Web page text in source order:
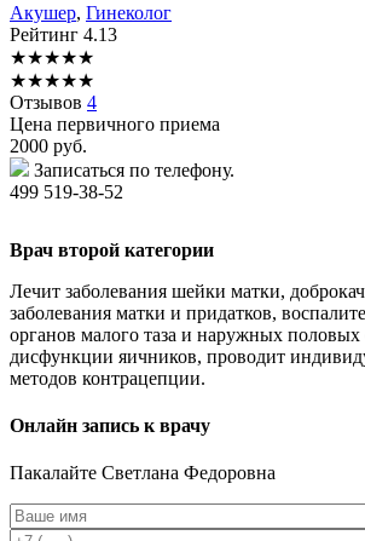
Акушер, Гинеколог
Рейтинг 4.13
★★★★★
★★★★★
Отзывов 4
Цена первичного приема
2000 руб.
Записаться по телефону.
499 519-38-52
Врач второй категории
Лечит заболевания шейки матки,
заболевания матки и придатков,
органов малого таза и наружных половых
дисфункции яичников, проводит
методов контрацепции.
Онлайн запись к врачу
Пакалайте Светлана Федоровна